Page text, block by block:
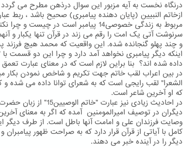
درنگاه نخست به آیه مزبور این سوال درذهن مطرح می گردد
ازخاتم النبیین (پایان دهنده پیامبری) صحیح باشد ، ربط
مربوط به زندگی خصوصی14 پیامبر است در
سرنوشت آتی یک امت را رقم می زند در قرآن تنها یکبار و
و چند پهلو گنجانده شده. این واقعیت که محمد هیچ فرزند
اینکه دیگر پیامبری نخواهد آمد دارد و چرا این دو قسمت
داده شده اند؟ بنا براین لازم است که در معنای عبارت تعمق
در بین اعراب لقب خاتم جهت تکریم و شاخص نمودن بکار
الشعرا" لقب رایجی است که به شعرای توانا داده می شده
که او آخرین شاعر است.
در احادیث زیادی نیز عبارت
دیگران در توصیف امیرالمومنین آمده که اگر به معنای
وصایت فرزندان علی و امامت آنها باطل است. از طرف دیگر
کامل با آیاتی از قرآن قرار دارد که به صراحت ظهور
دیگر را در آینده خبر می دهند.